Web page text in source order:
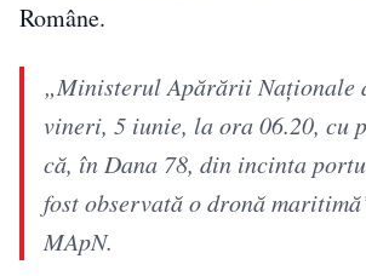
Române.
„Ministerul Apărării Naționale
vineri, 5 iunie, la ora 06.20, cu
că, în Dana 78, din incinta
fost observată o dronă
MApN.